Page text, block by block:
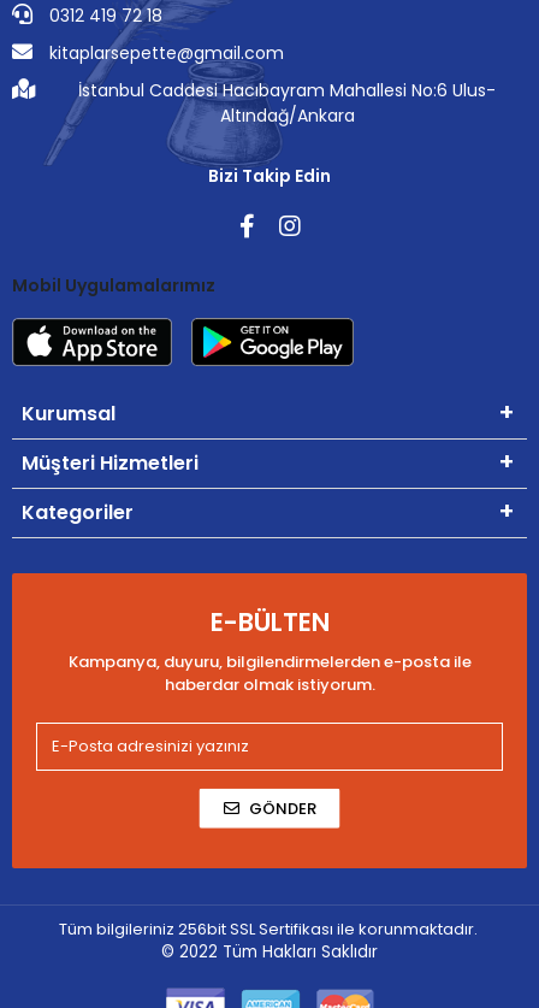
0312 419 72 18
kitaplarsepette@gmail.com
İstanbul Caddesi Hacıbayram Mahallesi No:6 Ulus-
Altındağ/Ankara
Bizi Takip Edin
Mobil Uygulamalarımız
Kurumsal
Müşteri Hizmetleri
Kategoriler
E-BÜLTEN
Kampanya, duyuru, bilgilendirmelerden e-posta ile
haberdar olmak istiyorum.
GÖNDER
Tüm bilgileriniz 256bit SSL Sertifikası ile korunmaktadır.
© 2022 Tüm Hakları Saklıdır